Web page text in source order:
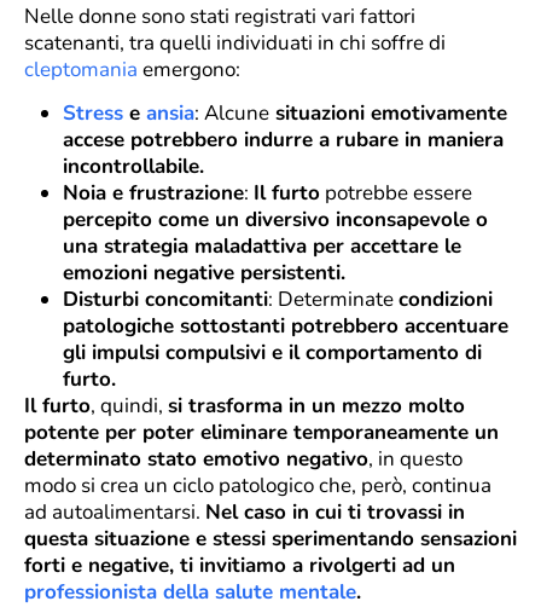
Nelle donne sono stati registrati vari fattori
scatenanti, tra quelli individuati in chi soffre di
cleptomania emergono:
Stress e ansia: Alcune situazioni emotivamente
accese potrebbero indurre a rubare in maniera
incontrollabile.
Noia e frustrazione: Il furto potrebbe essere
percepito come un diversivo inconsapevole o
una strategia maladattiva per accettare le
emozioni negative persistenti.
Disturbi concomitanti: Determinatecondizioni
patologiche sottostanti potrebbero accentuare
gli impulsi compulsivi e il comportamento di
furto.
Il furto, quindi, si trasforma in un mezzo molto
potente per poter eliminare temporaneamente un
determinato stato emotivo negativo, in questo
modo si crea un ciclo patologico che, però, continua
ad autoalimentarsi. Nel caso in cui ti trovassi in
questa situazione e stessi sperimentando sensazioni
forti e negative, ti invitiamo a rivolgerti ad un
professionista della salute mentale.